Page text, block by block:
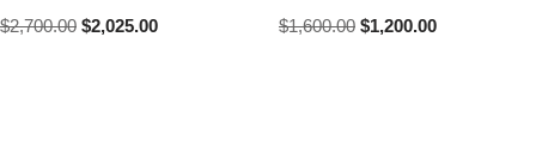
$2,700.00 $2,025.00 $1,600.00 $1,200.00